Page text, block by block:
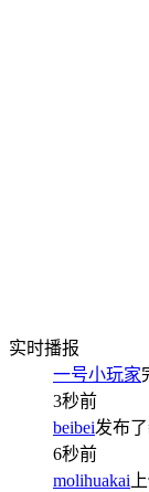
实时播报
一号小玩家
3秒前
beibei发布
6秒前
molihuakai